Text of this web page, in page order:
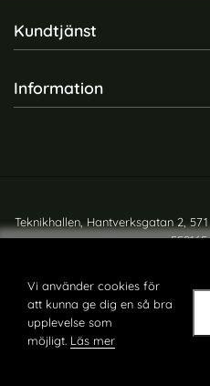
Vi använder cookies för
att kunna ge dig en så bra
upplevelse som
möjligt. Läs mer
Sidfot Blandad info
Kundtjänst
Information
Teknikhallen, Hantverksgatan 2,